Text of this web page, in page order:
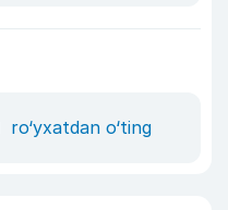
ro‘yxatdan o‘ting